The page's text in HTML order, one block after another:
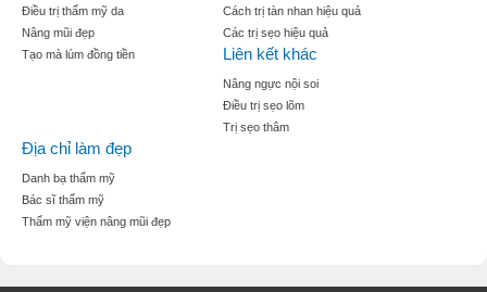
Điều trị thẩm mỹ da
Nâng mũi đẹp
Tạo mà lúm đồng tiền
Cách trị tàn nhan hiệu quả
Các trị sẹo hiệu quả
Liên kết khác
Nâng ngực nội soi
Điều trị sẹo lõm
Trị sẹo thâm
Địa chỉ làm đẹp
Danh bạ thẩm mỹ
Bác sĩ thẩm mỹ
Thẩm mỹ viện nâng mũi đẹp